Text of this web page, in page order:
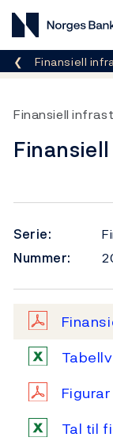
Norges
Her er du
Finansiell
Finansiell
Serie:
Nummer:
Figurar
Tal til